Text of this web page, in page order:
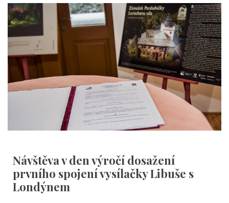
Návštěva v den výročí dosažení
prvního spojení vysílačky Libuše s
Londýnem